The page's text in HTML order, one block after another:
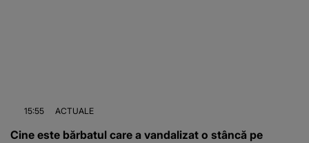
15:55 ACTUALE
Cine este bărbatul care a vandalizat o stâncă pe